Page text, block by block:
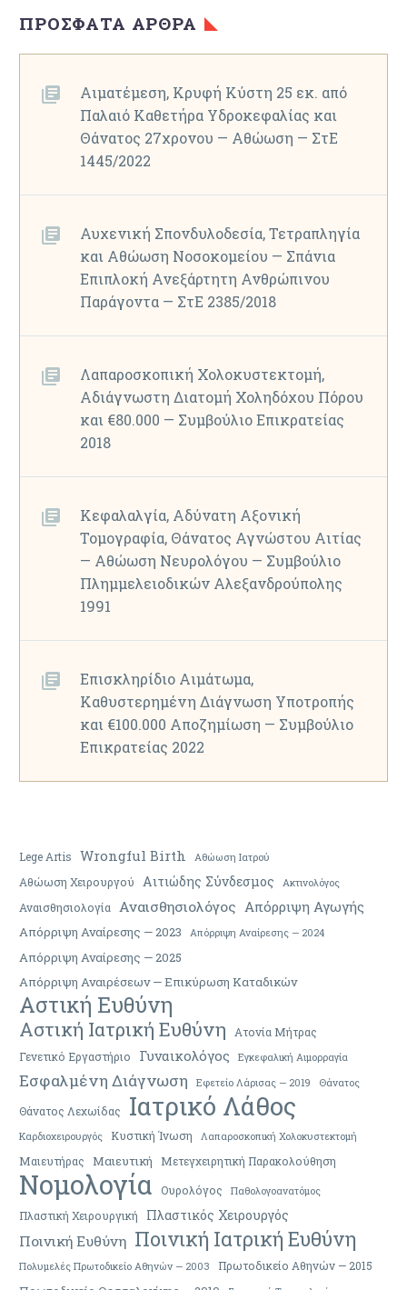
ΠΡΌΣΦΑΤΑ ΆΡΘΡΑ
Αιματέμεση, Κρυφή Κύστη 25 εκ. από
Παλαιό Καθετήρα Υδροκεφαλίας και
Θάνατος 27χρονου — Αθώωση — ΣτΕ
1445/2022
Αυχενική Σπονδυλοδεσία, Τετραπληγία
και Αθώωση Νοσοκομείου — Σπάνια
Επιπλοκή Ανεξάρτητη Ανθρώπινου
Παράγοντα — ΣτΕ 2385/2018
Λαπαροσκοπική Χολοκυστεκτομή,
Αδιάγνωστη Διατομή Χοληδόχου Πόρου
και €80.000 — Συμβούλιο Επικρατείας
2018
Κεφαλαλγία, Αδύνατη Αξονική
Τομογραφία, Θάνατος Αγνώστου Αιτίας
— Αθώωση Νευρολόγου — Συμβούλιο
Πλημμελειοδικών Αλεξανδρούπολης
1991
Επισκληρίδιο Αιμάτωμα,
Καθυστερημένη Διάγνωση Υποτροπής
και €100.000 Αποζημίωση — Συμβούλιο
Επικρατείας 2022
Lege Artis Wrongful Birth Αθώωση Ιατρού
Αθώωση Χειρουργού Αιτιώδης Σύνδεσμος Ακτινολόγος
Αναισθησιολογία Αναισθησιολόγος Απόρριψη Αγωγής
Απόρριψη Αναίρεσης — 2023 Απόρριψη Αναίρεσης — 2024
Απόρριψη Αναίρεσης — 2025
Απόρριψη Αναιρέσεων — Επικύρωση Καταδικών
Αστική Ευθύνη
Αστική Ιατρική Ευθύνη
Ατονία Μήτρας
Γενετικό Εργαστήριο
Γυναικολόγος Εγκεφαλική Αιμορραγία
Εσφαλμένη Διάγνωση Εφετείο Λάρισας — 2019 Θάνατος
Θάνατος Λεχωίδας Ιατρικό Λάθος
Καρδιοχειρουργός Κυστική Ίνωση Λαπαροσκοπική Χολοκυστεκτομή
Μαιευτήρας Μαιευτική Μετεγχειρητική Παρακολούθηση
Νομολογία Ουρολόγος Παθολογοανατόμος
Πλαστική Χειρουργική Πλαστικός Χειρουργός
Ποινική Ευθύνη Ποινική Ιατρική Ευθύνη
Πολυμελές Πρωτοδικείο Αθηνών — 2003 Πρωτοδικείο Αθηνών — 2015